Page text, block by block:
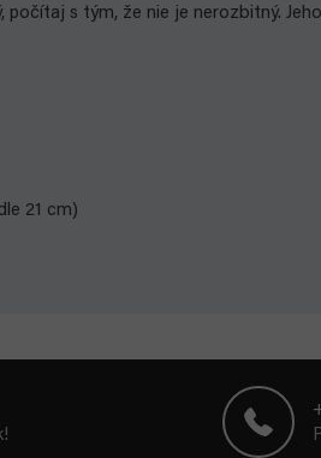
počítaj s tým, že nie je nerozbitný.
21 cm)